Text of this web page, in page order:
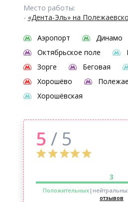
Место работы:
- «Дента-Эль» на
Аэропорт
Динамо
Октябрьское поле
Зорге
Беговая
Хорошёво
Хорошёвская
5 / 5
3
Положительных
отзывов